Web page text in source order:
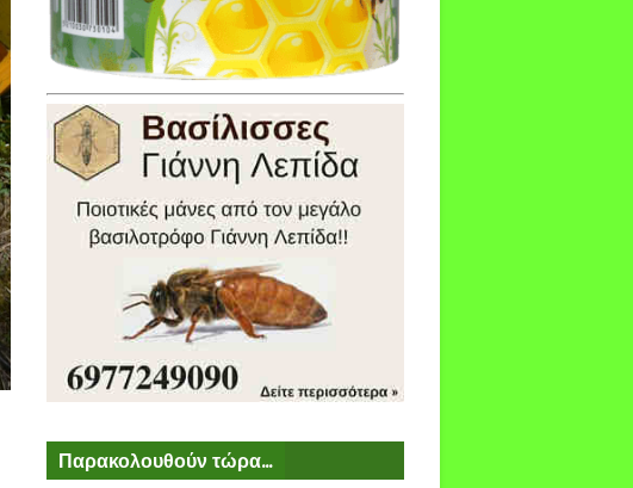
Παρακολουθούν τώρα...